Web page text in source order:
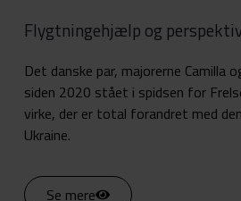
Flygtningehjælp og
Det danske par, majorerne Camilla
siden 2020 stået i spidsen for
virke, der er total forandret med
Ukraine.
Se mere